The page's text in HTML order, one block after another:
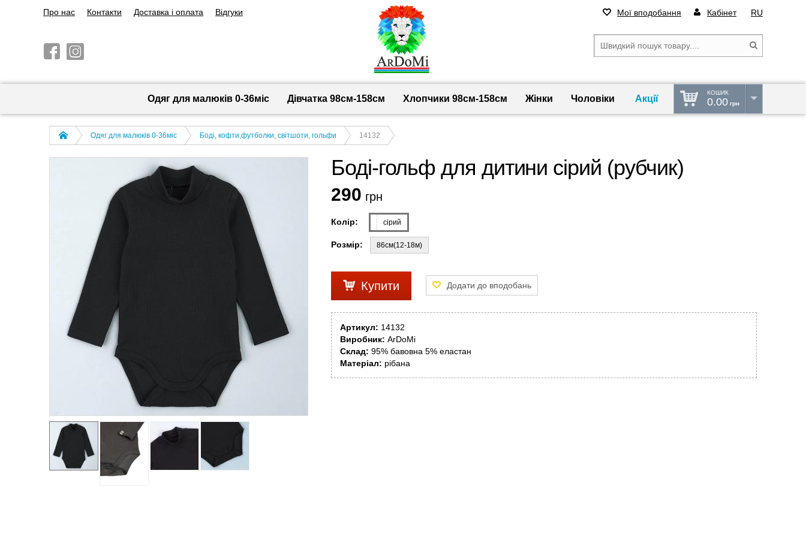
Про нас Контакти Доставка і оплата Відгуки Мої вподобання Кабінет RU
Одяг для малюків 0-36міс Дівчатка 98cм-158см Хлопчики 98см-158см Жінки Чоловіки Акції
КОШИК
0.00 грн
Одяг для малюків 0-36міс Боді, кофти,футболки, світшоти, гольфи 14132
Боді-гольф для дитини сірий (рубчик)
290 грн
Колір: сірий
Розмір: 86см(12-18м)
Купити
Артикул: 14132
Виробник: ArDoMi
Склад: 95% бавовна 5% еластан
Матеріал: рібана